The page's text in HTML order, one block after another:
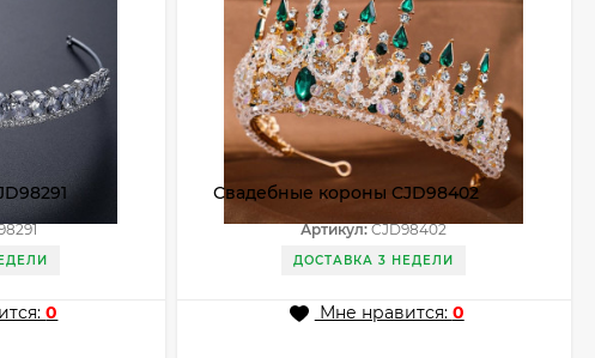
0
Свадебные короны CJD98402
Артикул:CJD98402
ДОСТАВКА 3 НЕДЕЛИ
Мне нравится: 0